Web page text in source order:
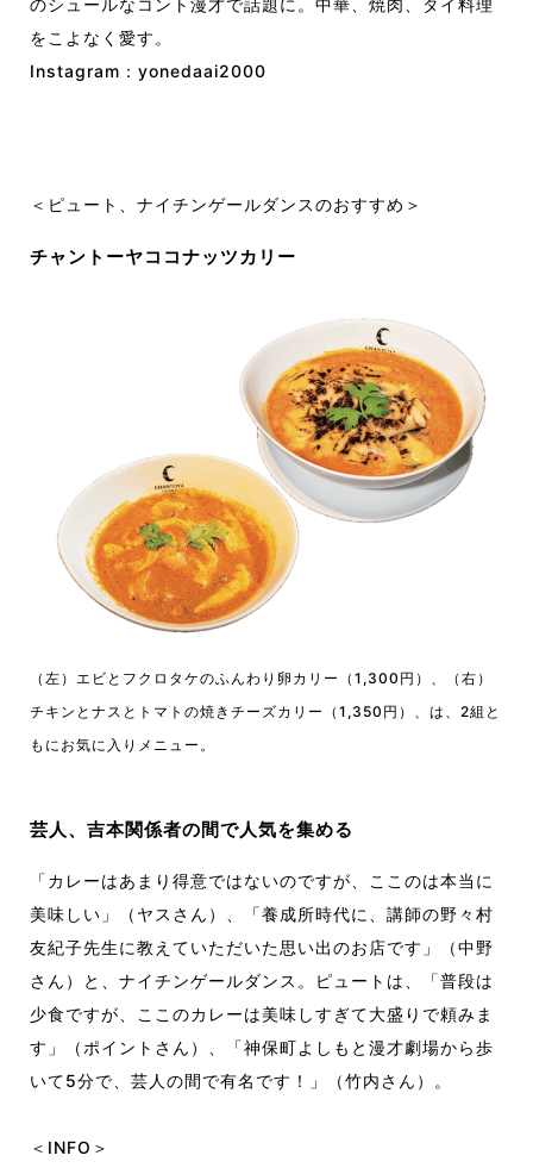
をこよなく愛す。
Instagram： yonedaai2000
＜ピュート、ナイチンゲールダンスのおすすめ＞
チャントーヤココナッツカリー
（左）エビとフクロタケのふんわり卵カリー（1,300円）、（右）
チキンとナスとトマトの焼きチーズカリー（1,350円）、は、2組と
もにお気に入りメニュー。
芸人、吉本関係者の間で人気を集める
「カレーはあまり得意ではないのですが、ここのは本当に
美味しい」（ヤスさん）、「養成所時代に、講師の野々村
友紀子先生に教えていただいた思い出のお店です」（中野
さん）と、ナイチンゲールダンス。ピュートは、「普段は
少食ですが、ここのカレーは美味しすぎて大盛りで頼みま
す」（ポイントさん）、「神保町よしもと漫才劇場から歩
いて5分で、芸人の間で有名です ！ 」（竹内さん）。
＜INFO＞